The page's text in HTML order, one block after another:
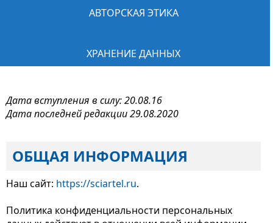
АВТОРСКАЯ ЭТИКА
ХРАНЕНИЕ ДАННЫХ
Дата вступления в силу: 20.08.16
Дата последней редакции 29.08.2020
ОБЩАЯ ИНФОРМАЦИЯ
Наш сайт: https://sciartel.ru.
Политика конфиденциальности персональных